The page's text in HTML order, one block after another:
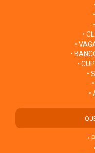
•
•
•
•
•
•
•